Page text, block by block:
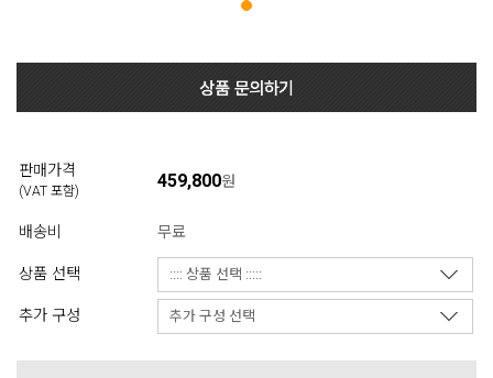
판매가격
(VAT 포함) 459,800원
배송비 무료
상품 선택
추가 구성